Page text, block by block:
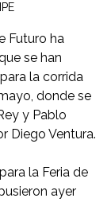
Futuro ha
se han
la corrida
donde se
y Pablo
Diego Ventura.
ayer